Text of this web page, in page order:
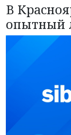
В
опытный